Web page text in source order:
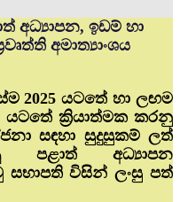
අධ්‍යාපන, ඉඩම් හා
අමාත්‍යාංශය
2025 යටතේ හා ලඟම
යටතේ ක්‍රියාත්මක කරනු
සඳහා සුදුසුකම් ලත්
පළාත් අධ්‍යාපන
සභාපති විසින් ලංසු පත්